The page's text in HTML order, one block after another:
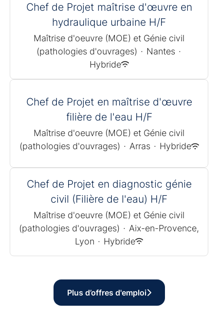
Chef de Projet maîtrise d'œuvre en
hydraulique urbaine H/F
Maîtrise d'oeuvre (MOE) et Génie civil
(pathologies d'ouvrages) · Nantes ·
Hybride
Chef de Projet en maîtrise d'œuvre
filière de l'eau H/F
Maîtrise d'oeuvre (MOE) et Génie civil
(pathologies d'ouvrages) · Arras · Hybride
Chef de Projet en diagnostic génie
civil (Filière de l'eau) H/F
Maîtrise d'oeuvre (MOE) et Génie civil
(pathologies d'ouvrages) · Aix-en-Provence,
Lyon · Hybride
Plus d’offres d'emploi